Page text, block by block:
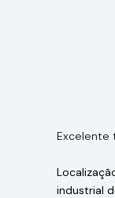
Excelente
industrial